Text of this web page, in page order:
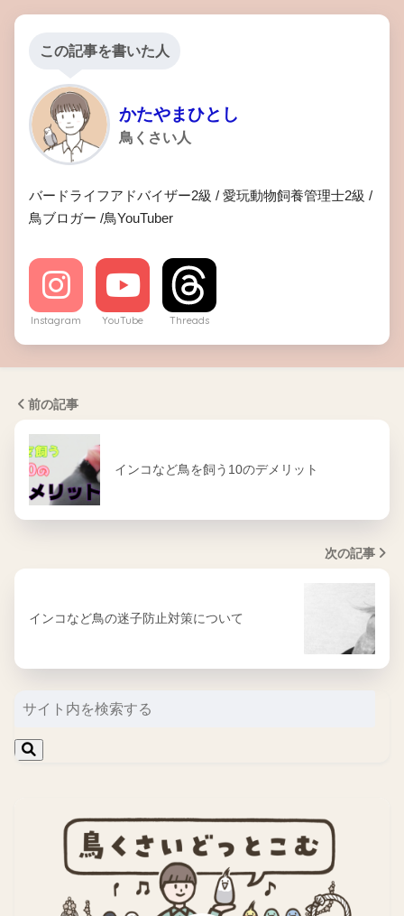
この記事を書いた人
かたやまひとし
鳥くさい人
バードライフアドバイザー2級 / 愛玩動物飼養管理士2級 /
鳥ブロガー /鳥YouTuber
Instagram YouTube Threads
前の記事
インコなど鳥を飼う10のデメリット
次の記事
インコなど鳥の迷子防止対策について